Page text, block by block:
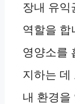
장내 유익
역할을 합
영양소를
지하는 데
내 환경을